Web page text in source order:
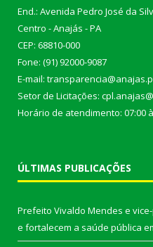
End.: Avenida Pedro José da
Centro - Anajás - PA
CEP: 68810-000
Fone: (91) 92000-9087
E-mail:
Setor de Licitações:
Horário de atendimento: 07:00
ÚLTIMAS PUBLICAÇÕES
Prefeito Vivaldo Mendes e
e fortalecem a saúde pública